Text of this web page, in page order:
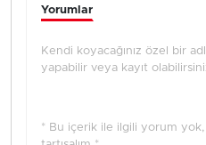
Yorumlar
Kendi koyacağınız özel bir
yapabilir veya kayıt
* Bu içerik ile ilgili yorum